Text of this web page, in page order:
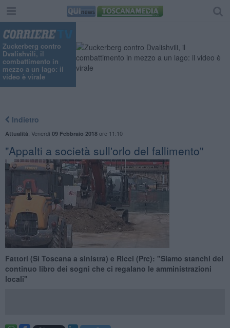
Zuckerberg contro
Dvalishvili, il
combattimento in
mezzo a un lago: il
video è virale
Indietro
Attualità Venerdì 09 Febbraio 2018ore 11:10
"Appalti a società sull'orlo del fallimento"
Fattori (Sì Toscana a sinistra) e Ricci (Prc): "Siamo stanchi del
continuo libro dei sogni che ci regalano le amministrazioni
locali"